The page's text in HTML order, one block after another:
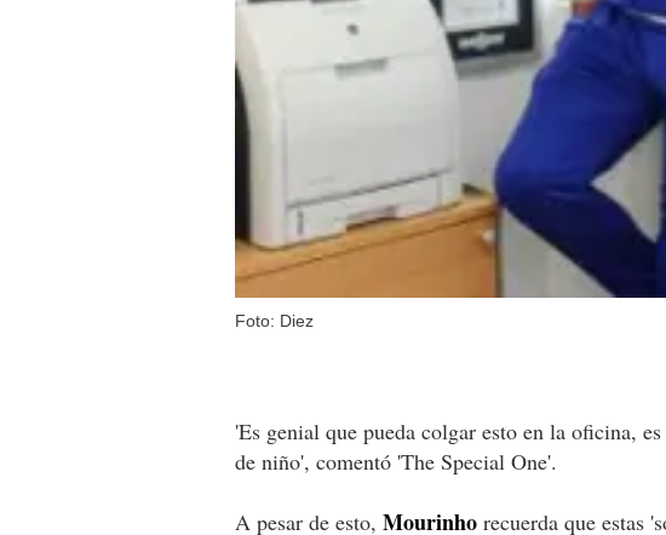
Foto: Diez
'Es genial que pueda colgar esto en la oficina,
de niño', comentó 'The Special One'.
A pesar de esto, Mourinho recuerda que estas